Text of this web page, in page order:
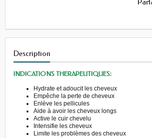
Description
INDICATIONS THERAPEUTIQUES:
Hydrate et adoucit les cheveux
Empêche la perte de cheveux
Enlève les pellicules
Aide à avoir les cheveux longs
Active le cuir chevelu
Intensifie les cheveux
Limite les problèmes des cheveux